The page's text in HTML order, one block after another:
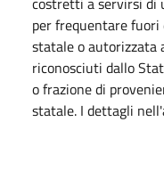
per frequentare fuori
statale o autorizzata
riconosciuti dallo
o frazione di
statale. I dettagli